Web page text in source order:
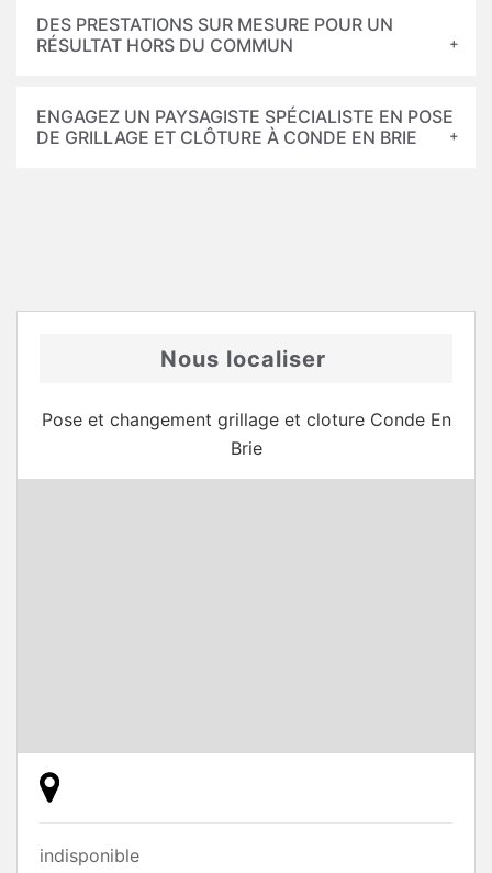
DES PRESTATIONS SUR MESURE POUR UN
RÉSULTAT HORS DU COMMUN
ENGAGEZ UN PAYSAGISTE SPÉCIALISTE EN POSE
DE GRILLAGE ET CLÔTURE À CONDE EN BRIE
Nous localiser
Pose et changement grillage et cloture Conde En
Brie
indisponible